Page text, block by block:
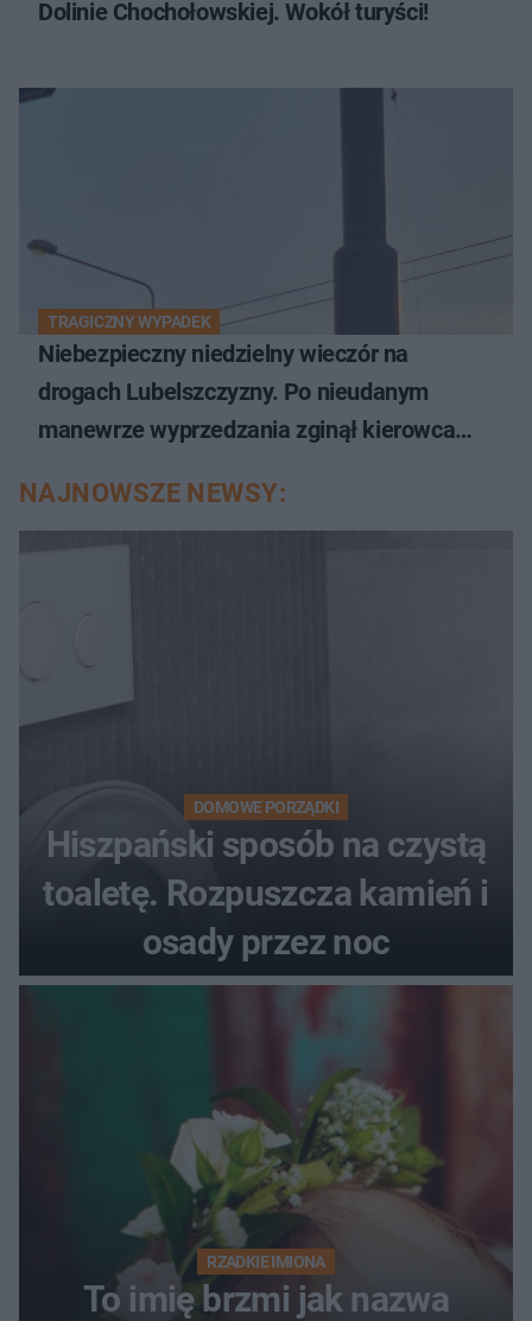
Dolinie Chochołowskiej. Wokół turyści!
TRAGICZNY WYPADEK
Niebezpieczny niedzielny wieczór na
drogach Lubelszczyzny. Po nieudanym
manewrze wyprzedzania zginął kierowca
NAJNOWSZE NEWSY:
DOMOWE PORZĄDKI
Hiszpański sposób na czystą
toaletę. Rozpuszcza kamień i
osady przez noc
RZADKIE IMIONA
To imię brzmi jak nazwa